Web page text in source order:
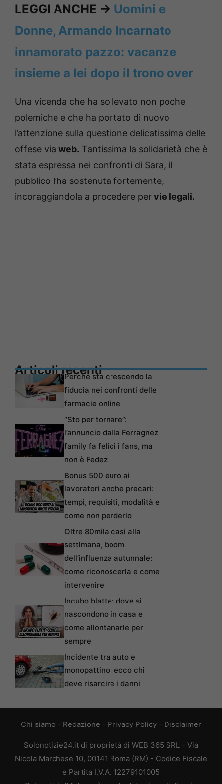
LEGGI ANCHE -> Uomini e
Donne, Armando Incarnato
innamorato pazzo: vacanze
insieme a lei dopo il trono over
Una vicenda che ha sollevato non poche
polemiche e che ha portato di nuovo
l’attenzione sulla questione delicatissima delle
offese via web. Tantissima la solidarietà che è
stata espressa nei confronti di Sara, il
pubblico l’ha sostenuta fortemente,
incoraggiandola a procedere pervie legali.
Articoli recentiPerché sta crescendo la
fiducia nei confronti delle
farmacie online
“Sto per tornare”:
l’annuncio dalla Ferragnez
family fa felici i fans, ma
non è Fedez
Bonus 500 euro ai
lavoratori anche precari:
tempi, requisiti, modalità e
come non perderlo
Oltre 80mila casi alla
settimana, boom
dell’influenza autunnale:
come riconoscerla e come
intervenire
Incubo blatte: dove si
nascondono in casa e
come allontanarle per
sempre
Incidente tra auto e
monopattino: ecco chi
deve risarcire i danni
Chi siamo - Redazione - Privacy Policy - Disclaimer
Solonotizie24.it di proprietà di WEB 365 SRL - Via
Nicola Marchese 10, 00141 Roma (RM) - Codice Fiscale
e Partita I.V.A. 12279101005